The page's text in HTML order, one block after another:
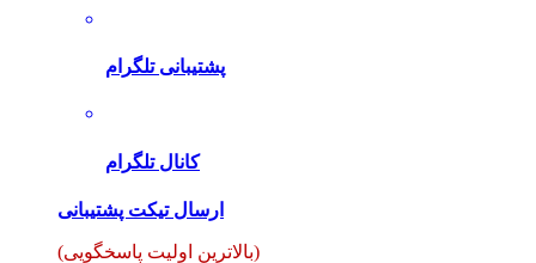
پشتیبانی تلگرام
کانال تلگرام
ارسال تیکت پشتیبانی
(بالاترین اولیت پاسخگویی)